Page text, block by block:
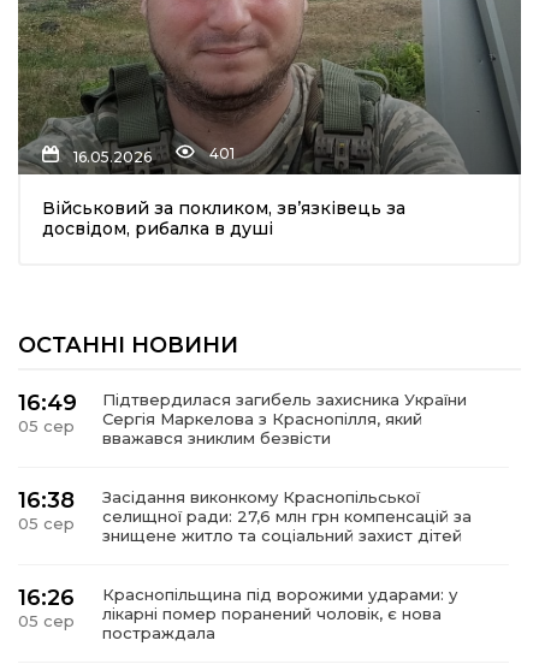
16.05.2026 401
Військовий за покликом, зв’язківець за
досвідом, рибалка в душі
ОСТАННІ НОВИНИ
16:49
05 сер
Підтвердилася загибель захисника України
Сергія Маркелова з Краснопілля, який
вважався зниклим безвісти
16:38
05 сер
Засідання виконкому Краснопільської
селищної ради: 27,6 млн грн компенсацій за
знищене житло та соціальний захист дітей
16:26
05 сер
Краснопільщина під ворожими ударами: у
лікарні помер поранений чоловік, є нова
постраждала